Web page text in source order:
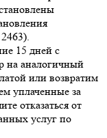
15 дней с
на аналогичный
или возвратим
уплаченные за
отказаться от
услуг по